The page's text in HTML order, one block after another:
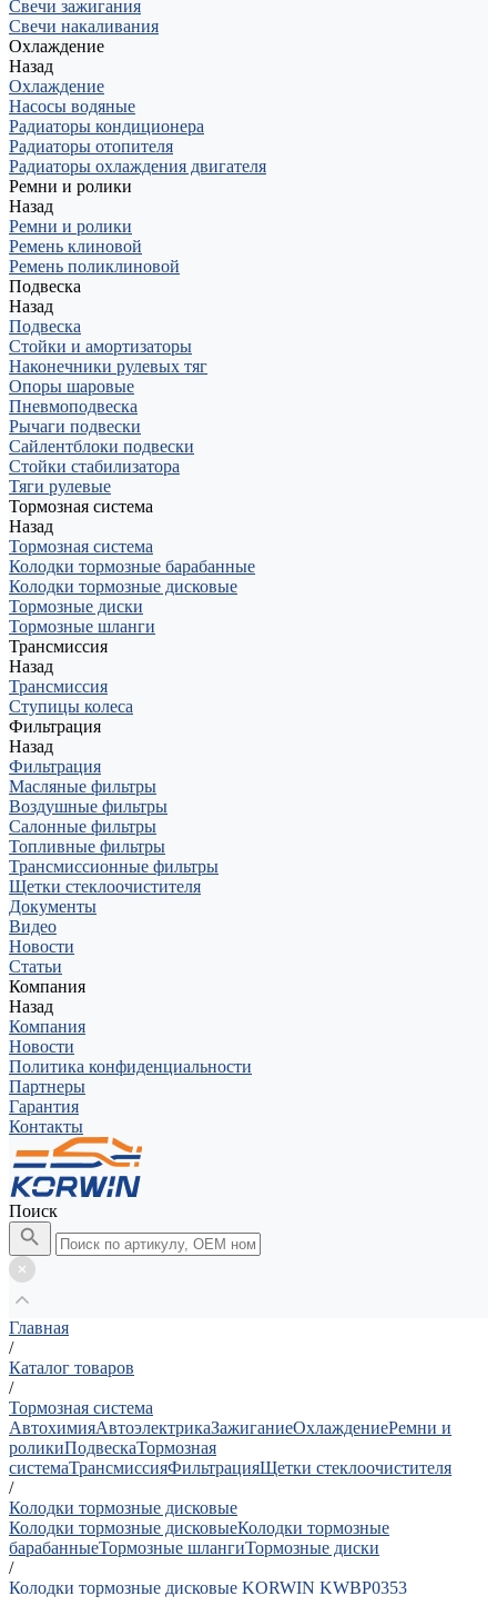
Свечи зажигания
Свечи накаливания
Охлаждение
Назад
Охлаждение
Насосы водяные
Радиаторы кондиционера
Радиаторы отопителя
Радиаторы охлаждения двигателя
Ремни и ролики
Назад
Ремни и ролики
Ремень клиновой
Ремень поликлиновой
Подвеска
Назад
Подвеска
Стойки и амортизаторы
Наконечники рулевых тяг
Опоры шаровые
Пневмоподвеска
Рычаги подвески
Сайлентблоки подвески
Стойки стабилизатора
Тяги рулевые
Тормозная система
Назад
Тормозная система
Колодки тормозные барабанные
Колодки тормозные дисковые
Тормозные диски
Тормозные шланги
Трансмиссия
Назад
Трансмиссия
Ступицы колеса
Фильтрация
Назад
Фильтрация
Масляные фильтры
Воздушные фильтры
Салонные фильтры
Топливные фильтры
Трансмиссионные фильтры
Щетки стеклоочистителя
Документы
Видео
Новости
Статьи
Компания
Назад
Компания
Новости
Политика конфиденциальности
Партнеры
Гарантия
Контакты
Поиск
Главная
/
Каталог товаров
/
Тормозная система
АвтохимияАвтоэлектрикаЗажиганиеОхлаждениеРемни и
роликиПодвескаТормозная
системаТрансмиссияФильтрацияЩетки стеклоочистителя
/
Колодки тормозные дисковые
Колодки тормозные дисковыеКолодки тормозные
барабанныеТормозные шлангиТормозные диски
/
Колодки тормозные дисковые KORWIN KWBP0353